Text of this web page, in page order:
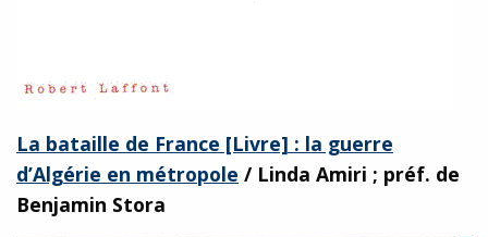
La bataille de France [Livre] : la guerre
d’Algérie en métropole / Linda Amiri ; préf. de
Benjamin Stora